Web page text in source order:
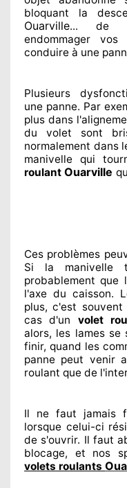
bloquant la
Ouarville... de
endommager vos
conduire à une
Plusieurs
une panne. Par
plus dans
du volet sont
normalement dans
manivelle qui
roulant Ouarville
Ces problèmes
Si la manivelle
probablement que
l'axe du caisson.
plus, c'est souvent
cas d'un volet
alors, les lames se
finir, quand les
panne peut venir
roulant que de
Il ne faut jamais
lorsque celui-ci
de s'ouvrir. Il faut
blocage, et nos
volets roulants